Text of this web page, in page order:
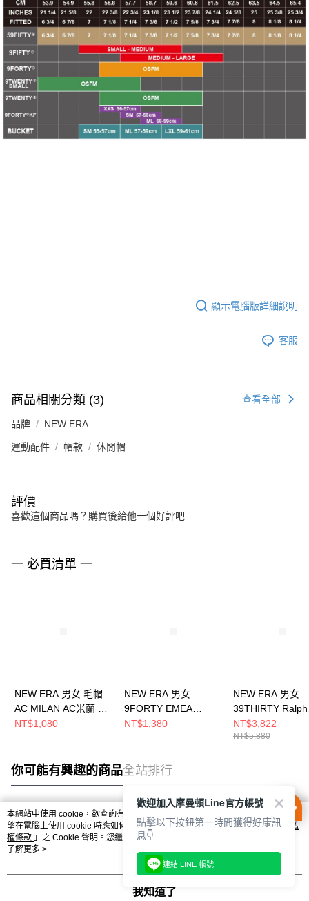
顯示電腦版詳細說明
客服
商品相關分類 (3) 查看全部
品牌 NEW ERA
運動配件 帽款 休閒帽
評價
喜歡這個商品嗎？購買後給他一個好評吧
一 必買清單 一
NEW ERA 男女 毛帽
AC MILAN AC米蘭 黑
NE60363646
NT$1,080
NEW ERA 男女
9FORTY EMEA
SP2024 AC MILAN 黑
NT$1,380
NEW ERA 男女
39THIRTY Ralph
Lauren RL
H251MLB05
NT$3,822
NT$5,880
你可能有興趣的商品全站排行
熱門標籤
本網站中使用 cookie，欲查詢有關本網站使用 cookie 方式之詳情，及若您不希
望在電腦上使用 cookie 時應如何變更電腦的 cookie 設定，請參閱本網站「
隱私
權條款 」之 Cookie 聲明。您繼續使用本網站即表示您同意本公司得按本網站使
用條款之 Cookie 聲明使用 cookie。
了解更多 >
我知道了
歡迎加入摩曼頓Line官方帳號
點擊以下按鈕第一時間獲得好康訊
息👇
連結 LINE 帳號